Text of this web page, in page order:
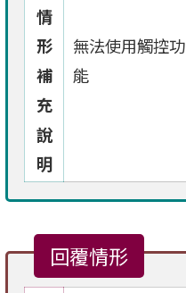
情
形
補
充
說
明
無法使用觸控功
能
回覆情形